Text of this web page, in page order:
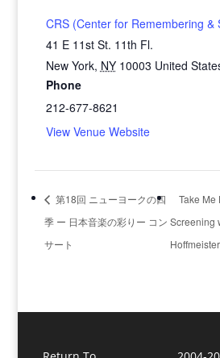
CRS (Center for Remembering &
41 E 11st St. 11th Fl.
New York, NY 10003 United
Phone
212-677-8621
View Venue Website
第18回 ニューヨークの四
季 ー 日本音楽の彩りー コン
サート
Take Me
Screening
Hoffmeister